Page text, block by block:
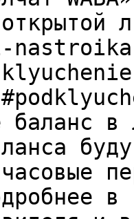
баланс в
в